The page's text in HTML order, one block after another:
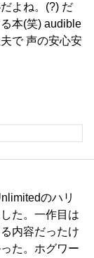
よね。(?) だ
本(笑) audible
で 声の安心安
のハリ
た。一作目は
内容だったけ
た。ホグワー